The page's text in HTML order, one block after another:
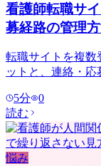
看護師転職サ
募経路の管理
転職サイトを複数
ットと、連絡・応
5分
0
読む
悩み